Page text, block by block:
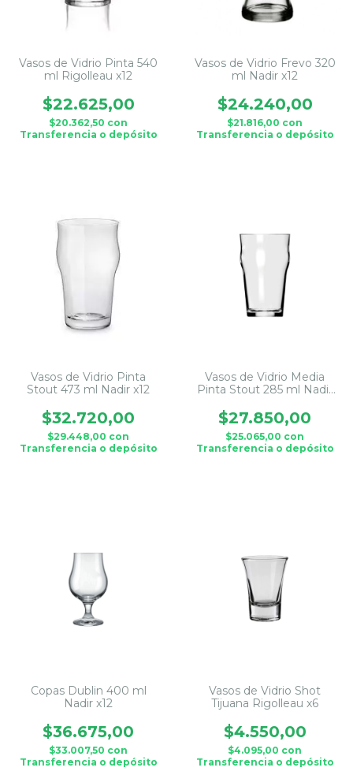
Vasos de Vidrio Pinta 540
ml Rigolleau x12
$22.625,00
$20.362,50 con
Transferencia o depósito
Vasos de Vidrio Frevo 320
ml Nadir x12
$24.240,00
$21.816,00 con
Transferencia o depósito
Vasos de Vidrio Pinta
Stout 473 ml Nadir x12
$32.720,00
$29.448,00 con
Transferencia o depósito
Vasos de Vidrio Media
Pinta Stout 285 ml Nadir
$27.850,00
$25.065,00 con
Transferencia o depósito
Copas Dublin 400 ml
Nadir x12
$36.675,00
$33.007,50 con
Transferencia o depósito
Vasos de Vidrio Shot
Tijuana Rigolleau x6
$4.550,00
$4.095,00 con
Transferencia o depósito